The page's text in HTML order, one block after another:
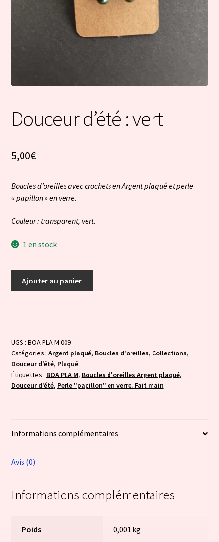
Douceur d’été : vert
5,00€
Boucles d’oreilles avec crochets en Argent plaqué et perle
« papillon » en verre.
Couleur : transparent, vert.
1 en stock
Ajouter au panier
UGS : BOA PLA M 009
Catégories : Argent plaqué, Boucles d'oreilles, Collections,
Douceur d'été, Plaqué
Étiquettes : BOA PLA M, Boucles d'oreilles Argent plaqué,
Douceur d'été, Perle "papillon" en verre. Fait main
Informations complémentaires
Avis (0)
Informations complémentaires
Poids 0,001 kg